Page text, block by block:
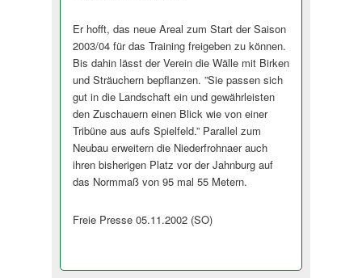
Er hofft, das neue Areal zum Start der Saison
2003/04 für das Training freigeben zu können.
Bis dahin lässt der Verein die Wälle mit Birken
und Sträuchern bepflanzen. ”Sie passen sich
gut in die Landschaft ein und gewährleisten
den Zuschauern einen Blick wie von einer
Tribüne aus aufs Spielfeld.” Parallel zum
Neubau erweitern die Niederfrohnaer auch
ihren bisherigen Platz vor der Jahnburg auf
das Normmaß von 95 mal 55 Metern.
Freie Presse 05.11.2002 (SO)